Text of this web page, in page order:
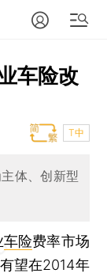
车险改
T中
体、创新型
车险费率市场
望在2014年